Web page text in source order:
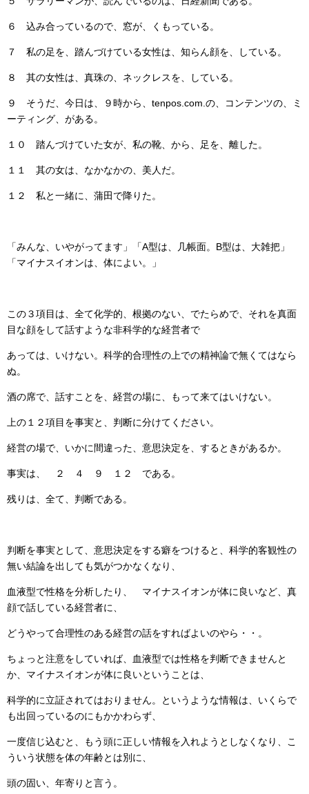
６ 込み合っているので、窓が、くもっている。
７ 私の足を、踏んづけている女性は、知らん顔を、している。
８ 其の女性は、真珠の、ネックレスを、している。
９ そうだ、今日は、９時から、tenpos.com.の、コンテンツの、ミ
ーティング、がある。
１０ 踏んづけていた女が、私の靴、から、足を、離した。
１１ 其の女は、なかなかの、美人だ。
１２ 私と一緒に、蒲田で降りた。
「みんな、いやがってます」「A型は、几帳面。B型は、大雑把」
「マイナスイオンは、体によい。」
この３項目は、全て化学的、根拠のない、でたらめで、それを真面
目な顔をして話すような非科学的な経営者で
あっては、いけない。科学的合理性の上での精神論で無くてはなら
ぬ。
酒の席で、話すことを、経営の場に、もって来てはいけない。
上の１２項目を事実と、判断に分けてください。
経営の場で、いかに間違った、意思決定を、するときがあるか。
事実は、 ２ ４ ９ １２ である。
残りは、全て、判断である。
判断を事実として、意思決定をする癖をつけると、科学的客観性の
無い結論を出しても気がつかなくなり、
血液型で性格を分析したり、 マイナスイオンが体に良いなど、真
顔で話している経営者に、
どうやって合理性のある経営の話をすればよいのやら・・。
ちょっと注意をしていれば、血液型では性格を判断できませんと
か、マイナスイオンが体に良いということは、
科学的に立証されてはおりません。というような情報は、いくらで
も出回っているのにもかかわらず、
一度信じ込むと、もう頭に正しい情報を入れようとしなくなり、こ
ういう状態を体の年齢とは別に、
頭の固い、年寄りと言う。